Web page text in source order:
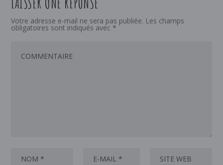
Votre adresse e-mail ne sera pas publiée. Les champs
obligatoires sont indiqués avec *